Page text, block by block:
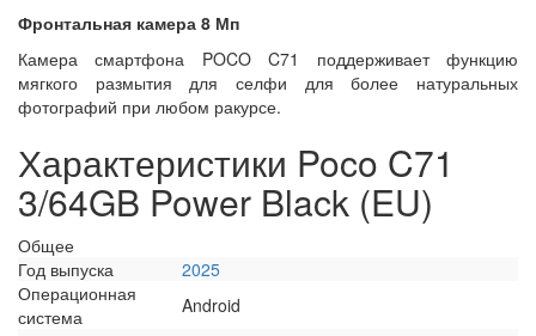
Фронтальная камера 8 Мп
Камера смартфона POCO C71 поддерживает функцию
мягкого размытия для селфи для более натуральных
фотографий при любом ракурсе.
Характеристики Poco C71
3/64GB Power Black (EU)
Общее
Год выпуска
2025
Операционная
система
Android